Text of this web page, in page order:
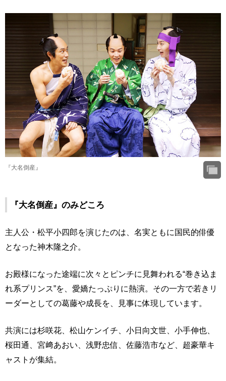
『大名倒産』
『大名倒産』のみどころ
主人公・松平小四郎を演じたのは、名実ともに国民的俳優
となった神木隆之介。
お殿様になった途端に次々とピンチに見舞われる“巻き込ま
れ系プリンス”を、愛嬌たっぷりに熱演。その一方で若きリ
ーダーとしての葛藤や成長を、見事に体現しています。
共演には杉咲花、松山ケンイチ、小日向文世、小手伸也、
桜田通、宮﨑あおい、浅野忠信、佐藤浩市など、超豪華キ
ャストが集結。